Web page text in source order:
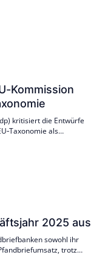
Kommission
kritisiert die Entwürfe
als
Renovierungen
Neubau-Standards
Gebäude.
2025 aus
sowohl ihr
trotz
Gero Bergmann hob
und prognostiziert für